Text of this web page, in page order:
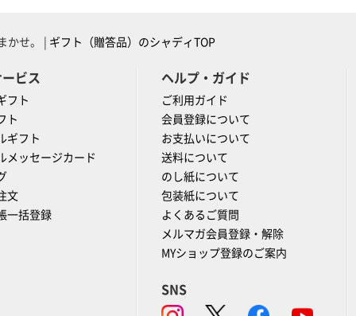
かせ。 | ギフト（贈答品）のシャディTOP
ビス
フト
ト
ギフト
メッセージカード
文
一括登録
ヘルプ・ガイド
ご利用ガイド
会員登録について
お支払いについて
送料について
のし紙について
包装紙について
よくあるご質問
メルマガ会員登録・解除
MYショップ登録のご案内
SNS